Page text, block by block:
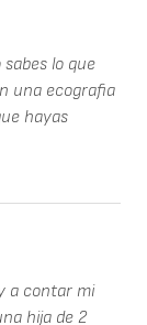
lo que
una ecografia
hayas
a contar mi
hija de 2